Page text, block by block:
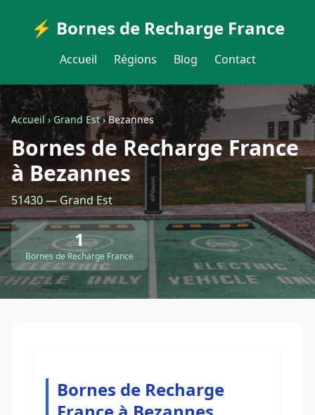
⚡ Bornes de Recharge France
Accueil Régions Blog Contact
Accueil›Grand Est›Bezannes
Bornes de Recharge France
à Bezannes
51430 — Grand Est
1
Bornes de Recharge France
Bornes de Recharge